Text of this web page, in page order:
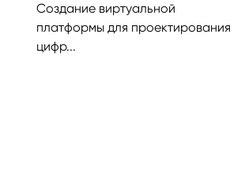
Создание виртуальной
платформы для проектирования
цифр...